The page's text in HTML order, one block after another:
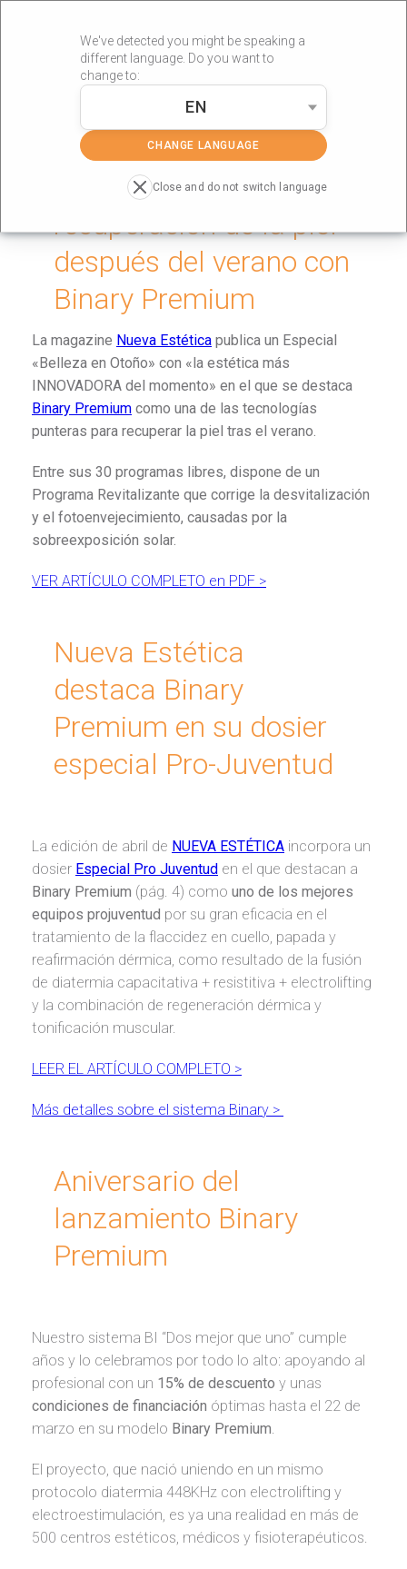
We've detected you might be speaking a
different language. Do you want to
change to:
EN
CHANGE LANGUAGE
Close and do not switch language
»
Tecnología al rescate:
recuperación de la piel
después del verano con
Binary Premium
La magazine Nueva Estética publica un Especial
«Belleza en Otoño» con «la estética más
INNOVADORA del momento» en el que se destaca
Binary Premium como una de las tecnologías
punteras para recuperar la piel tras el verano.
Entre sus 30 programas libres, dispone de un
Programa Revitalizante que corrige la desvitalización
y el fotoenvejecimiento, causadas por la
sobreexposición solar.
VER ARTÍCULO COMPLETO en PDF >
Nueva Estética
destaca Binary
Premium en su dosier
especial Pro-Juventud
La edición de abril de NUEVA ESTÉTICA incorpora un
dosier Especial Pro Juventud en el que destacan a
Binary Premium (pág. 4) como uno de los mejores
equipos projuventud por su gran eficacia en el
tratamiento de la flaccidez en cuello, papada y
reafirmación dérmica, como resultado de la fusión
de diatermia capacitativa + resistitiva + electrolifting
y la combinación de regeneración dérmica y
tonificación muscular.
LEER EL ARTÍCULO COMPLETO >
Más detalles sobre el sistema Binary >
Aniversario del
lanzamiento Binary
Premium
Nuestro sistema BI “Dos mejor que uno” cumple
años y lo celebramos por todo lo alto: apoyando al
profesional con un 15% de descuento y unas
condiciones de financiación óptimas hasta el 22 de
marzo en su modelo Binary Premium.
El proyecto, que nació uniendo en un mismo
protocolo diatermia 448KHz con electrolifting y
electroestimulación, es ya una realidad en más de
500 centros estéticos, médicos y fisioterapéuticos.